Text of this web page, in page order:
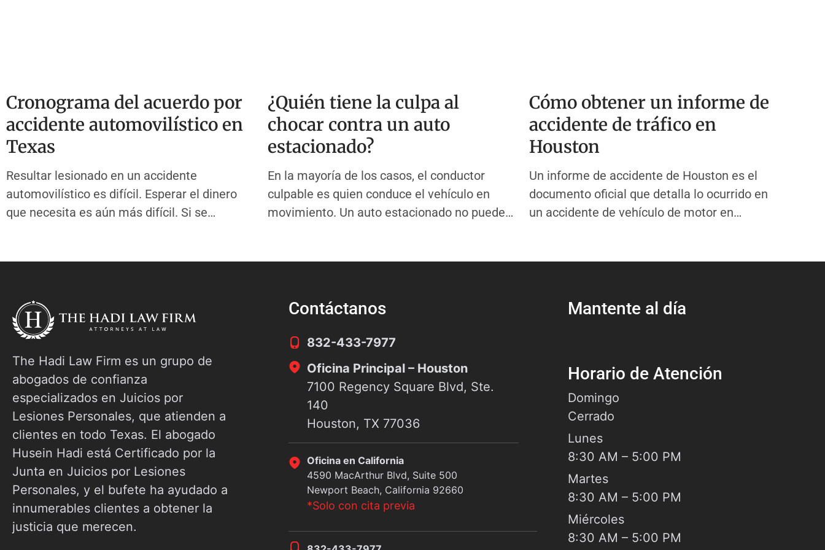
Cronograma del acuerdo por
accidente automovilístico en
Texas
Resultar lesionado en un accidente
automovilístico es difícil. Esperar el dinero
que necesita es aún más difícil. Si se
accidente
¿Quién tiene la culpa al
chocar contra un auto
estacionado?
En la mayoría de los casos, el conductor
culpable es quien conduce el vehículo en
movimiento. Un auto estacionado no puede
Este
Cómo obtener un informe de
accidente de tráfico en
Houston
Un informe de accidente de Houston es el
documento oficial que detalla lo ocurrido en
un accidente de vehículo de motor en
The Hadi Law Firm es un grupo de
abogados de confianza
especializados en Juicios por
Lesiones Personales, que atienden a
clientes en todo Texas. El abogado
Husein Hadi está Certificado por la
Junta en Juicios por Lesiones
Personales, y el bufete ha ayudado a
innumerables clientes a obtener la
justicia que merecen.
Contáctanos
832-433-7977
Oficina Principal – Houston
7100 Regency Square Blvd, Ste.
140
Houston, TX 77036
Oficina en California
4590 MacArthur Blvd, Suite 500
Newport Beach, California 92660
*Solo con cita previa
Mantente al día
Horario de Atención
Domingo
Cerrado
Lunes
8:30 AM – 5:00 PM
Martes
8:30 AM – 5:00 PM
Miércoles
8:30 AM – 5:00 PM